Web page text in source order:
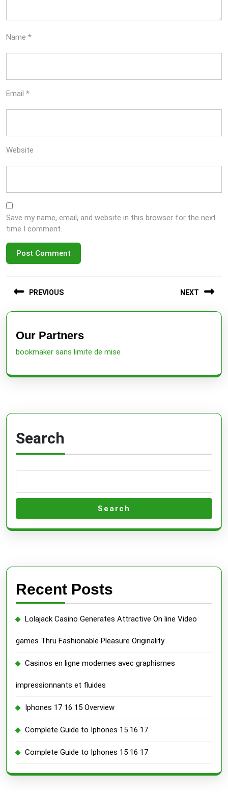
Name *
Email *
Website
Save my name, email, and website in this browser for the next
time I comment.
navigation
PREVIOUS
Previous
post:
NEXT
Our Partners
bookmaker sans limite de mise
Search
Search
Recent Posts
Lolajack Casino Generates Attractive On line Video
games Thru Fashionable Pleasure Originality
Casinos en ligne modernes avec graphismes
impressionnants et fluides
Iphones 17 16 15 Overview
Complete Guide to Iphones 15 16 17
Complete Guide to Iphones 15 16 17